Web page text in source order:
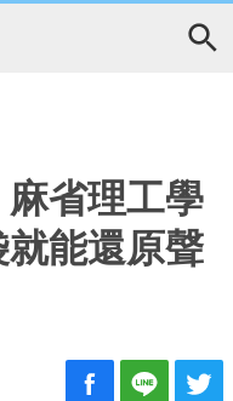
省理工學
能還原聲